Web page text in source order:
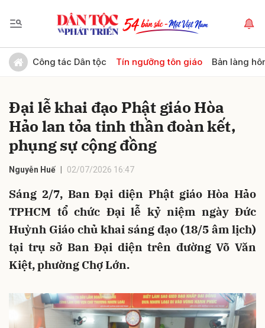
Công tác Dân tộc Tín ngưỡng tôn giáo Bản làng
Đại lễ khai đạo Phật giáo Hòa
Hảo lan tỏa tinh thần đoàn kết,
phụng sự cộng đồng
Nguyễn Huế 02/07/2026 16:47
Sáng 2/7, Ban Đại diện Phật giáo Hòa Hảo
TPHCM tổ chức Đại lễ kỷ niệm ngày Đức
Huỳnh Giáo chủ khai sáng đạo (18/5 âm lịch)
tại trụ sở Ban Đại diện trên đường Võ Văn
Kiệt, phường Chợ Lớn.
Gửi bình luận